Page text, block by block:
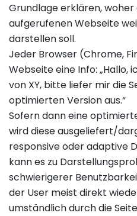
Grundlage erklären, woher
aufgerufenen Webseite
darstellen soll.
Jeder Browser (Chrome,
Webseite eine Info: „Hallo,
von XY, bitte liefer mir die
optimierten Version aus.“
Sofern dann eine
wird diese ausgeliefert/
responsive oder adaptive
kann es zu
schwierigerer
der User meist direkt
umständlich durch die